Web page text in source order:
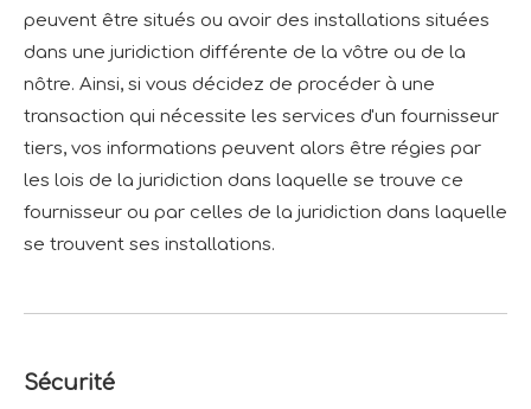
peuvent être situés ou avoir des installations situées
dans une juridiction différente de la vôtre ou de la
nôtre. Ainsi, si vous décidez de procéder à une
transaction qui nécessite les services d'un fournisseur
tiers, vos informations peuvent alors être régies par
les lois de la juridiction dans laquelle se trouve ce
fournisseur ou par celles de la juridiction dans laquelle
se trouvent ses installations.
Sécurité